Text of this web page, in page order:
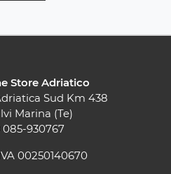
Store Adriatico
Sud Km 438
Marina (Te)
085-930767
00250140670